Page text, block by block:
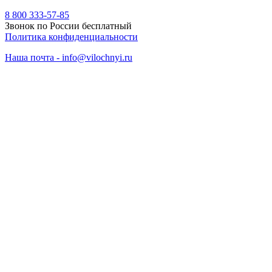
8 800 333-57-85
Звонок по России бесплатный
Политика конфиденциальности
Наша почта - info@vilochnyi.ru